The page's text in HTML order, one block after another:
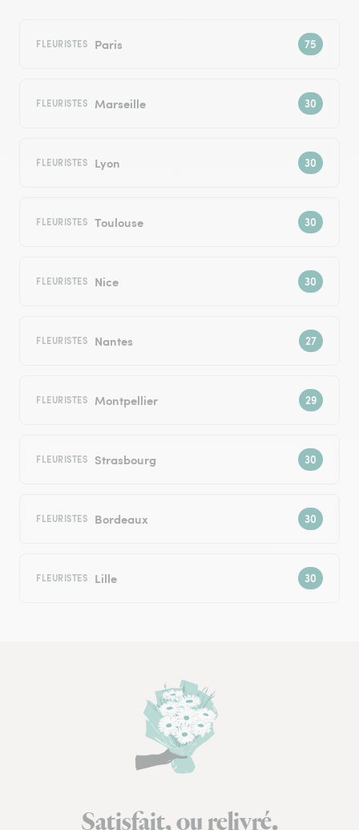
FLEURISTES Paris
FLEURISTES Marseille
FLEURISTES Lyon
FLEURISTES Toulouse
FLEURISTES Nice
FLEURISTES Nantes
FLEURISTES Montpellier
FLEURISTES Strasbourg
FLEURISTES Bordeaux
FLEURISTES Lille
Satisfait, ou relivré.